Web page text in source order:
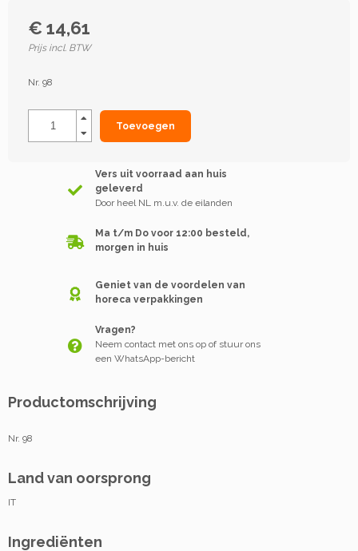
€ 14,61
Prijs incl. BTW
Nr. 98
Toevoegen
Vers uit voorraad aan huis
geleverd
Door heel NL m.u.v. de eilanden
Ma t/m Do voor 12:00 besteld,
morgen in huis
Geniet van de voordelen van
horeca verpakkingen
Vragen?
Neem contact met ons op of stuur ons
een WhatsApp-bericht
Productomschrijving
Nr. 98
Land van oorsprong
IT
Ingrediënten